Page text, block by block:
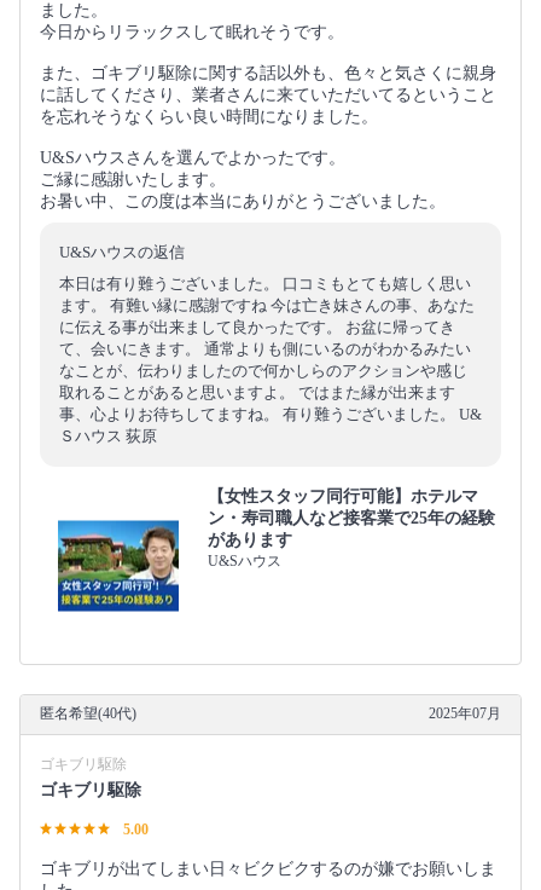
ました。
今日からリラックスして眠れそうです。
また、ゴキブリ駆除に関する話以外も、色々と気さくに親身
に話してくださり、業者さんに来ていただいてるということ
を忘れそうなくらい良い時間になりました。
U&Sハウスさんを選んでよかったです。
ご縁に感謝いたします。
お暑い中、この度は本当にありがとうございました。
U&Sハウスの返信
本日は有り難うございました。 口コミもとても嬉しく思い
ます。 有難い縁に感謝ですね 今は亡き妹さんの事、あなた
に伝える事が出来まして良かったです。 お盆に帰ってき
て、会いにきます。 通常よりも側にいるのがわかるみたい
なことが、伝わりましたので何かしらのアクションや感じ
取れることがあると思いますよ。 ではまた縁が出来ます
事、心よりお待ちしてますね。 有り難うございました。 U&
Ｓハウス 荻原
【女性スタッフ同行可能】ホテルマ
ン・寿司職人など接客業で25年の経験
があります
U&Sハウス
匿名希望(40代) 2025年07月
ゴキブリ駆除
ゴキブリ駆除
5.00
ゴキブリが出てしまい日々ビクビクするのが嫌でお願いしま